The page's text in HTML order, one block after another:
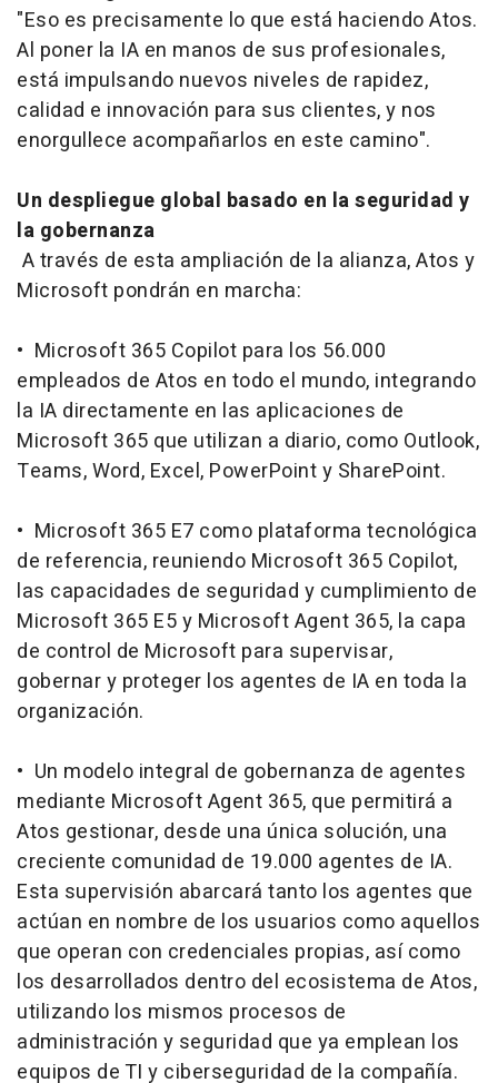
"Eso es precisamente lo que está haciendo Atos.
Al poner la IA en manos de sus profesionales,
está impulsando nuevos niveles de rapidez,
calidad e innovación para sus clientes, y nos
enorgullece acompañarlos en este camino".
Un despliegue global basado en la seguridad y
la gobernanza
A través de esta ampliación de la alianza, Atos y
Microsoft pondrán en marcha:
• Microsoft 365 Copilot para los 56.000
empleados de Atos en todo el mundo, integrando
la IA directamente en las aplicaciones de
Microsoft 365 que utilizan a diario, como Outlook,
Teams, Word, Excel, PowerPoint y SharePoint.
• Microsoft 365 E7 como plataforma tecnológica
de referencia, reuniendo Microsoft 365 Copilot,
las capacidades de seguridad y cumplimiento de
Microsoft 365 E5 y Microsoft Agent 365, la capa
de control de Microsoft para supervisar,
gobernar y proteger los agentes de IA en toda la
organización.
• Un modelo integral de gobernanza de agentes
mediante Microsoft Agent 365, que permitirá a
Atos gestionar, desde una única solución, una
creciente comunidad de 19.000 agentes de IA.
Esta supervisión abarcará tanto los agentes que
actúan en nombre de los usuarios como aquellos
que operan con credenciales propias, así como
los desarrollados dentro del ecosistema de Atos,
utilizando los mismos procesos de
administración y seguridad que ya emplean los
equipos de TI y ciberseguridad de la compañía.